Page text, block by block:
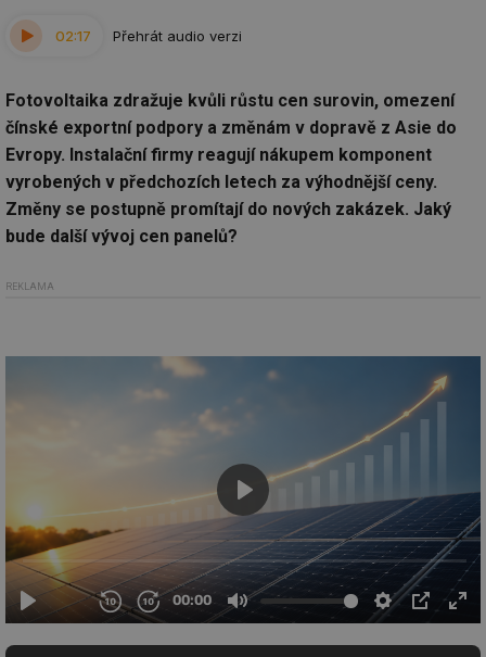
02:17 Přehrát audio verzi
Fotovoltaika zdražuje kvůli růstu cen surovin, omezení
čínské exportní podpory a změnám v dopravě z Asie do
Evropy. Instalační firmy reagují nákupem komponent
vyrobených v předchozích letech za výhodnější ceny.
Změny se postupně promítají do nových zakázek. Jaký
bude další vývoj cen panelů?
REKLAMA